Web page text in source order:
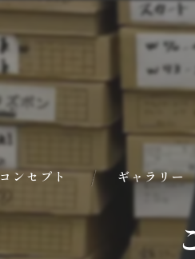
コンセプト ギャラリー